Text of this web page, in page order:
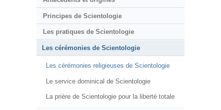
Principes de Scientologie
Les pratiques de Scientologie
Les cérémonies de Scientologie
Les cérémonies religieuses de Scientologie
Le service dominical de Scientologie
La prière de Scientologie pour la liberté totale